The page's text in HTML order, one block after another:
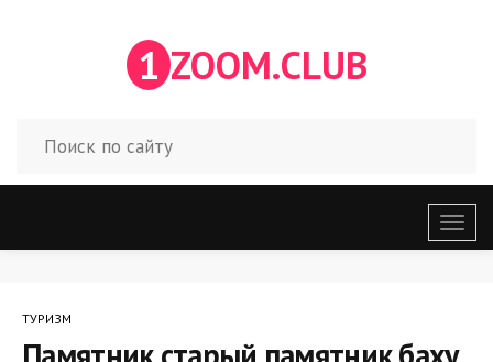
1 ZOOM.CLUB
меню
ТУРИЗМ